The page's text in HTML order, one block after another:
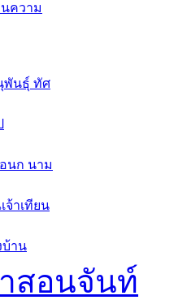
ความ
พันธุ์ ทัศ
นก นาม
าเทียน
บ้าน
สอนจันท์